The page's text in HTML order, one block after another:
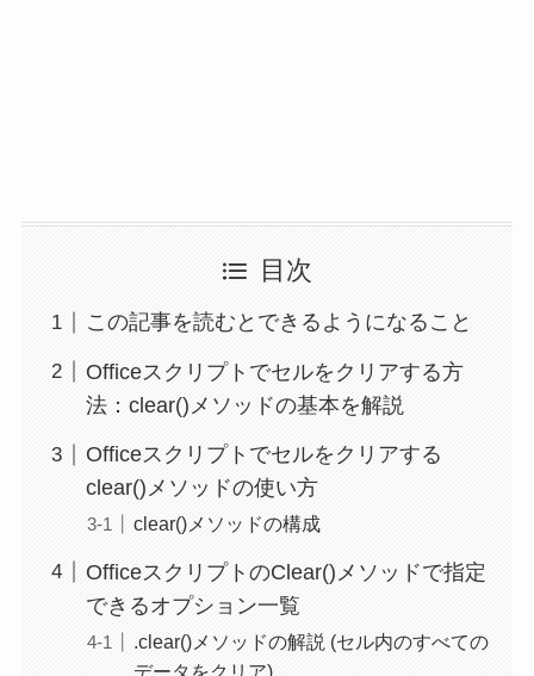
目次
この記事を読むとできるようになること
Officeスクリプトでセルをクリアする方
法：clear()メソッドの基本を解説
Officeスクリプトでセルをクリアする
clear()メソッドの使い方
clear()メソッドの構成
OfficeスクリプトのClear()メソッドで指定
できるオプション一覧
.clear()メソッドの解説 (セル内のすべての
データをクリア)